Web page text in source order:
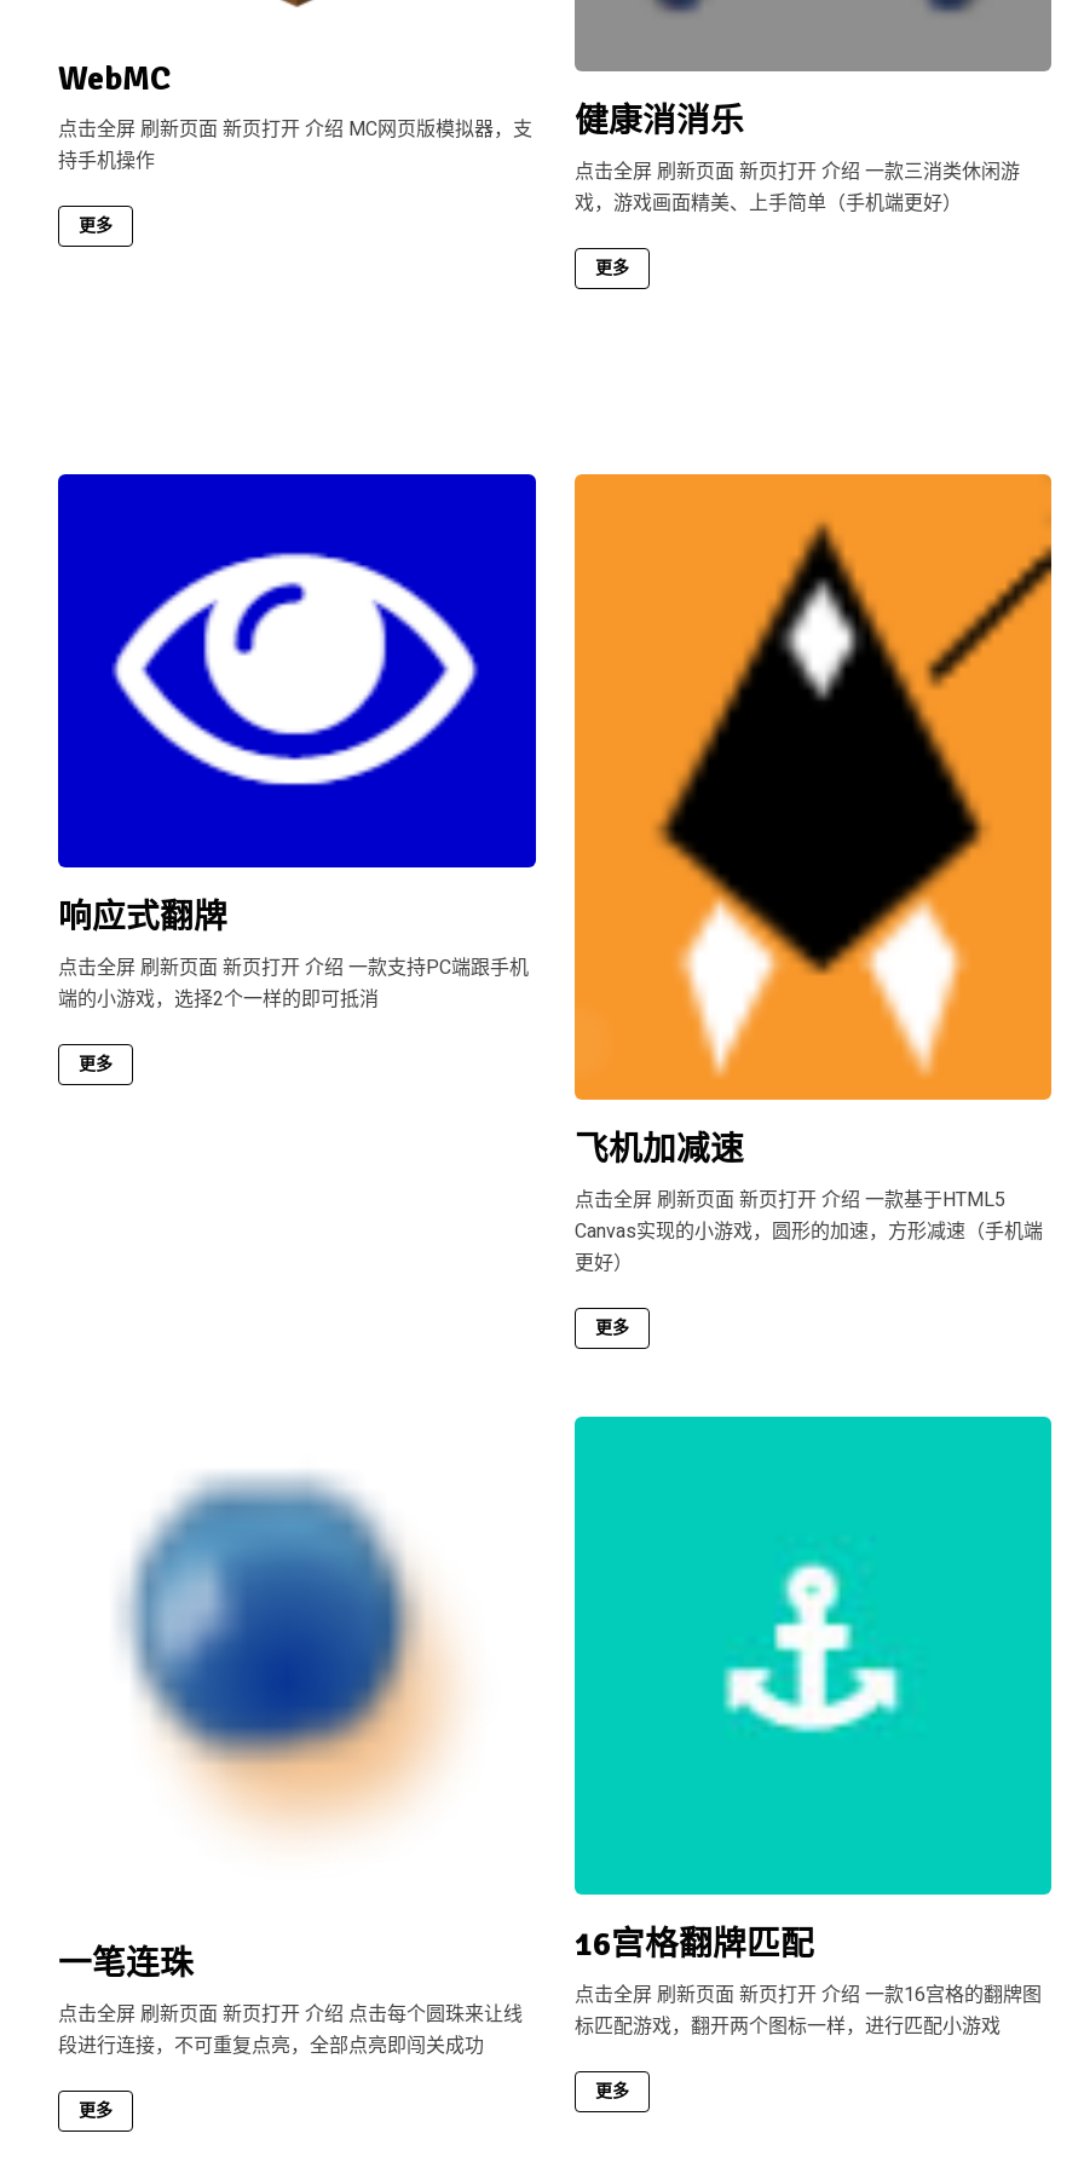
WebMC
点击全屏 刷新页面 新页打开 介绍 MC网页版模拟器，支
持手机操作
更多
健康消消乐
点击全屏 刷新页面 新页打开 介绍 一款三消类休闲游
戏，游戏画面精美、上手简单（手机端更好）
更多
响应式翻牌
点击全屏 刷新页面 新页打开 介绍 一款支持PC端跟手机
端的小游戏，选择2个一样的即可抵消
更多
飞机加减速
点击全屏 刷新页面 新页打开 介绍 一款基于HTML5
Canvas实现的小游戏，圆形的加速，方形减速（手机端
更好）
更多
一笔连珠
点击全屏 刷新页面 新页打开 介绍 点击每个圆珠来让线
段进行连接，不可重复点亮，全部点亮即闯关成功
更多
16宫格翻牌匹配
点击全屏 刷新页面 新页打开 介绍 一款16宫格的翻牌图
标匹配游戏，翻开两个图标一样，进行匹配小游戏
更多